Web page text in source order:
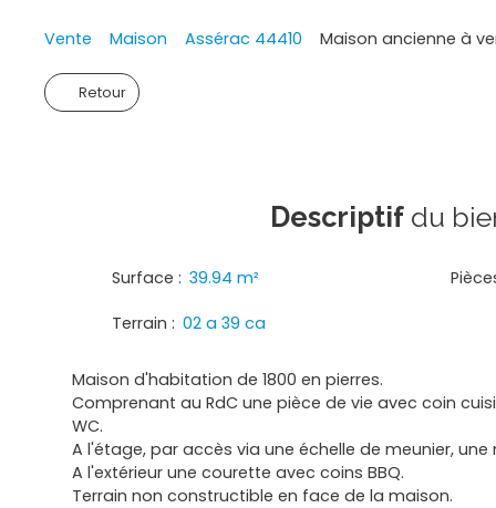
Vente Maison Assérac 44410 Maison ancienne à
Retour
Descriptifdu
Surface : 39.94 m²
Terrain : 02 a 39 ca
Maison d'habitation de 1800 en pierres.
Comprenant au RdC une pièce de vie avec coin
WC.
A l'étage, par accès via une échelle de meunier, une
A l'extérieur une courette avec coins BBQ.
Terrain non constructible en face de la maison.